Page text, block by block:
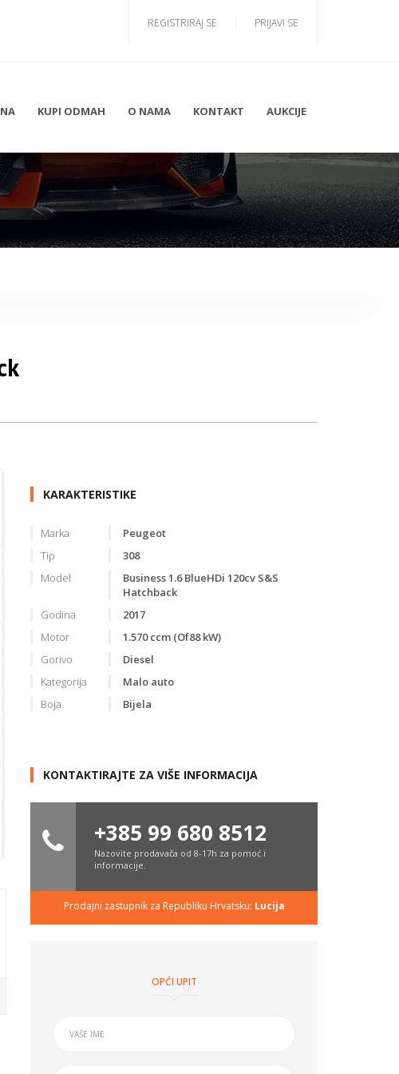
PRIJAVI SE
REGISTRIRAJ SE
KUPI ODMAH O NAMA KONTAKT AUKCIJE
KARAKTERISTIKE
Marka
Peugeot
Tip
308
Model
Business 1.6 BlueHDi 120cv S&S
Hatchback
Godina
2017
Motor
1.570 ccm (Of88 kW)
Gorivo
Diesel
Kategorija
Malo auto
Boja
Bijela
KONTAKTIRAJTE ZA VIŠE INFORMACIJA
+385 99 680 8512
Nazovite prodavača od 8-17h za pomoć i
informacije.
Prodajni zastupnik za Republiku Hrvatsku: Lucija
OPĆI UPIT